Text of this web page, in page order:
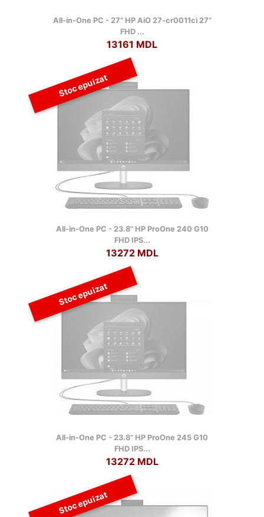
All-in-One PC - 27” HP AiO 27-cr0011ci 27”
FHD ...
13161 MDL
Stoc epuizat
All-in-One PC - 23.8" HP ProOne 240 G10
FHD IPS...
13272 MDL
Stoc epuizat
All-in-One PC - 23.8” HP ProOne 245 G10
FHD IPS...
13272 MDL
Stoc epuizat